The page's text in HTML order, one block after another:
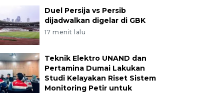
Duel Persija vs Persib
dijadwalkan digelar di GBK
17 menit lalu
Teknik Elektro UNAND dan
Pertamina Dumai Lakukan
Studi Kelayakan Riset Sistem
Monitoring Petir untuk